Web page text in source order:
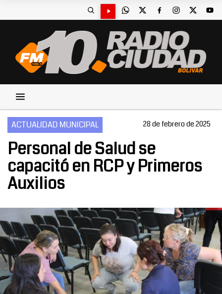
ACTUALIDAD MUNICIPAL 28 de febrero de 2025
Personal de Salud se
capacitó en RCP y Primeros
Auxilios